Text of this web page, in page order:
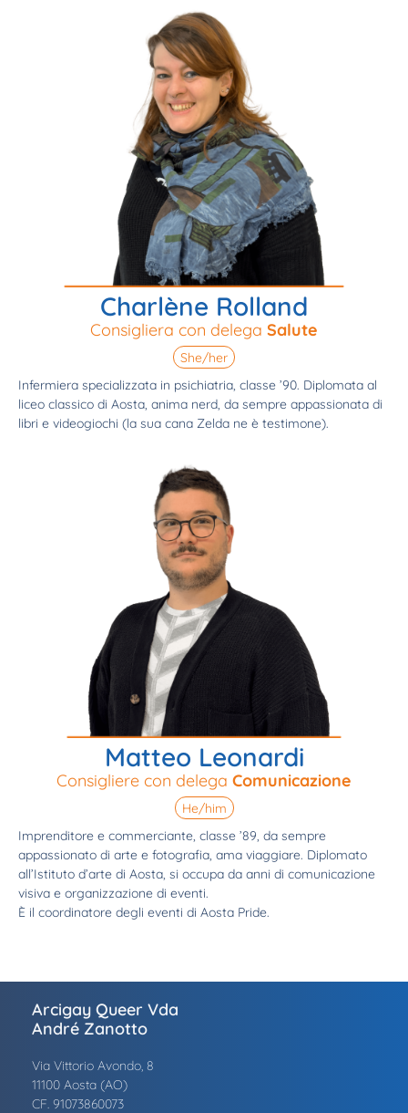
Charlène Rolland
Consigliera con delega Salute
She/her
Infermiera specializzata in psichiatria, classe ’90. Diplomata al
liceo classico di Aosta, anima nerd, da sempre appassionata di
libri e videogiochi (la sua cana Zelda ne è testimone).
Matteo Leonardi
Consigliere con delega Comunicazione
He/him
Imprenditore e commerciante, classe ’89, da sempre
appassionato di arte e fotografia, ama viaggiare. Diplomato
all’Istituto d’arte di Aosta, si occupa da anni di comunicazione
visiva e organizzazione di eventi.
È il coordinatore degli eventi di Aosta Pride.
Arcigay Queer Vda
André Zanotto
Via Vittorio Avondo, 8
11100 Aosta (AO)
CF. 91073860073